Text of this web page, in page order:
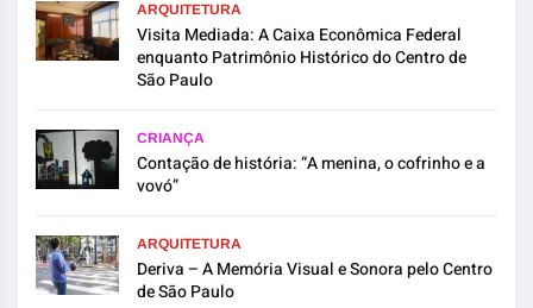
ARQUITETURA
Visita Mediada: A Caixa Econômica Federal
enquanto Patrimônio Histórico do Centro de
São Paulo
CRIANÇA
Contação de história: “A menina, o cofrinho e a
vovó”
ARQUITETURA
Deriva – A Memória Visual e Sonora pelo Centro
de São Paulo